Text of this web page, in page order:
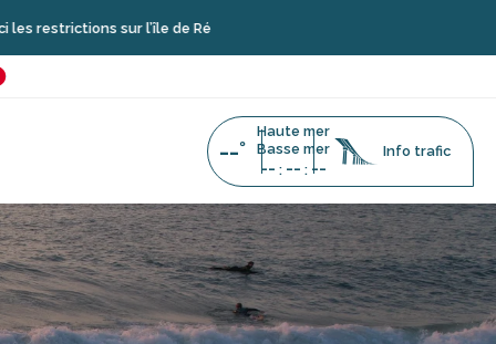
sur l’île de Ré
--°
Haute mer
Basse mer
-- : -- : --
Info trafic